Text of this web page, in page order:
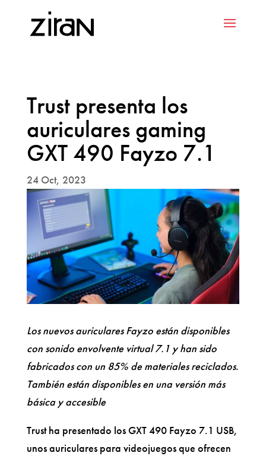
Trust presenta los
auriculares gaming
GXT 490 Fayzo 7.1
24 Oct, 2023
Los nuevos auriculares Fayzo están disponibles
con sonido envolvente virtual 7.1 y han sido
fabricados con un 85% de materiales reciclados.
También están disponibles en una versión más
básica y accesible
Trust ha presentado los GXT 490 Fayzo 7.1 USB,
unos auriculares para videojuegos que ofrecen